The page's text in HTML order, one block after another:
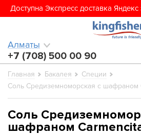
Доступна Экспресс доставка
Алматы
+7 (708) 500 00 90
Главная Бакалея
Специи
Соль Средиземноморская с шафраном
Соль
шафраном